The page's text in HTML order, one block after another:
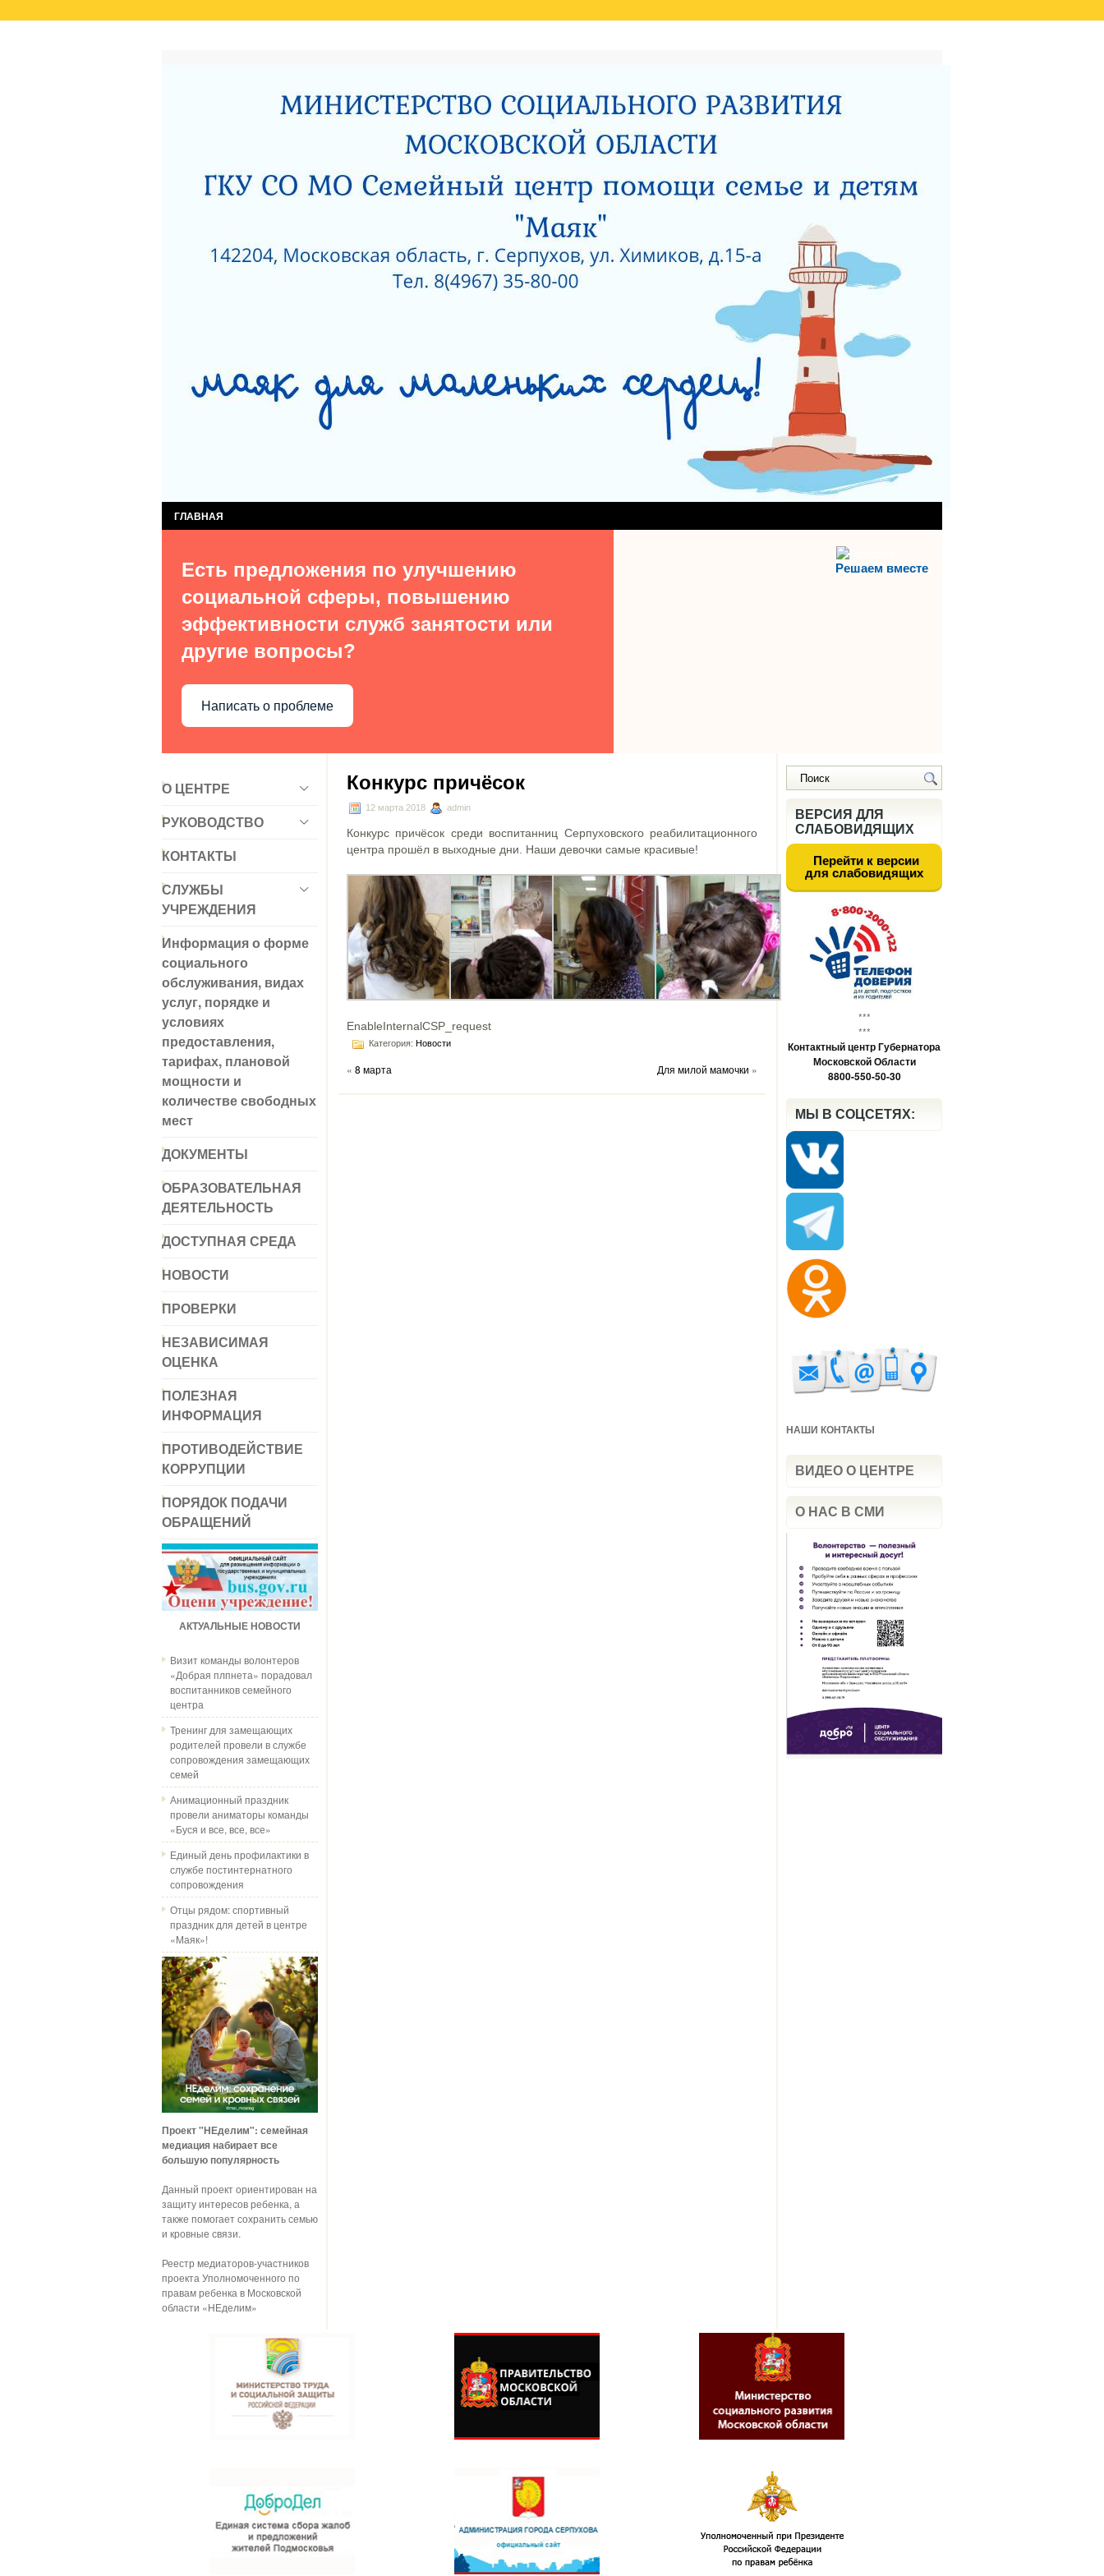
РОДИТЕЛЯМ О ПОЗИТИВНОМ МЫШЛЕНИИ РОДИТЕЛЯМ О ПОЗИТИВНОМ МЫШЛЕНИИ
АКТ ПРОВЕРКИ СЕРПУХОВСКОЙ ГОРОДСКОЙ ПРОКУРАТУРЫ САНИТАРНО — ЭПИДЕМИОЛОГИЧЕСКОЕ ЗАКЛЮЧЕНИЕ ВИДЕО
ПОЛОЖЕНИЕ О ПОПЕЧИТЕЛЬСКОМ СОВЕТЕ ПРИ ГКУСО МО «СЕРПУХОВСКИЙ ГОРОДСКОЙ СОЦИАЛЬНО-РЕАБИЛИТАЦИОННЫЙ ЦЕНТР ДЛЯ
ЗИМНИЕ ЗАБАВЫ ЧТО НУЖНО ЗНАТЬ О КОРРУПЦИИ ЛИЦЕНЗИЯ НА ОСУЩЕСТВЛЕНИЕ МЕДИЦИНСКОЙ ДЕЯТЕЛЬНОСТИ
КАК ЗАЩИТИТЬ РЕБЕНКА ОТ ПАДЕНИЯ ИЗ ОКНА? КАК ЗАЩИТИТЬ РЕБЕНКА ОТ ПАДЕНИЯ ИЗ ОКНА?
ЧТО НУЖНО ЗНАТЬ О КОРРУПЦИИ?
НЕЗАВИСИМАЯ ОЦЕНКА КАЧЕСТВА РАБОТЫ УЧРЕЖДЕНИЙ СОЦИАЛЬНОГО ОБСЛУЖИВАНИЯ, ПОДВЕДОМСТВЕННЫХ МИНИСТЕРСТВУ СОЦИАЛЬНОГО
ДОРОЖНАЯ КАРТА «ПО УЛУЧШЕНИЮ ОКАЗАНИЯ СОЦИАЛЬНЫХ УСЛУГ ПО РЕЗУЛЬТАТАМ НЕЗАВИСИМОЙ ОЦЕНКИ КАЧЕСТВА РАБОТЫ ГКУСО МО
«СЕРПУХОВСКИЙ ГОРОДСКОЙ СОЦИАЛЬНО-РЕАБИЛИТАЦИОННЫЙ ЦЕНТР ДЛЯ НЕСОВЕРШЕННОЛЕТНИХ» (2015 ГОД)
ЗАЩИТА ПРАВ ДЕТЕЙ
ПОРЯДОК ПОДАЧИ ОБРАЩЕНИЯ
СЛУЖБА КОМПЛЕКСНОЙ ПОМОЩИ ДЕТЯМ СЛУЖБА СОПРОВОЖДЕНИЯ ЗАМЕЩАЮЩИХ СЕМЕЙ #15513 (БЕЗ НАЗВАНИЯ)
СЛУЖБА ПОСТИНТЕРНАТНОГО СОПРОВОЖДЕНИЯ ВЫПУСКНИКОВ ИЗ ЧИСЛА ДЕТЕЙ-СИРОТ УЧАСТКОВАЯ СОЦИАЛЬНАЯ СЛУЖБА
ГЛАВНАЯ
Решаем вместе
Есть предложения по улучшению
социальной сферы, повышению
эффективности служб занятости или
другие вопросы?
Написать о проблеме
О ЦЕНТРЕ
РУКОВОДСТВО
КОНТАКТЫ
СЛУЖБЫ
УЧРЕЖДЕНИЯ
Информация о форме
социального
обслуживания, видах
услуг, порядке и
условиях
предоставления,
тарифах, плановой
мощности и
количестве свободных
мест
ДОКУМЕНТЫ
ОБРАЗОВАТЕЛЬНАЯ
ДЕЯТЕЛЬНОСТЬ
ДОСТУПНАЯ СРЕДА
НОВОСТИ
ПРОВЕРКИ
НЕЗАВИСИМАЯ
ОЦЕНКА
ПОЛЕЗНАЯ
ИНФОРМАЦИЯ
ПРОТИВОДЕЙСТВИЕ
КОРРУПЦИИ
ПОРЯДОК ПОДАЧИ
ОБРАЩЕНИЙ
АКТУАЛЬНЫЕ НОВОСТИ
Визит команды волонтеров
«Добрая плпнета» порадовал
воспитанников семейного
центра
Тренинг для замещающих
родителей провели в службе
сопровождения замещающих
семей
Анимационный праздник
провели аниматоры команды
«Буся и все, все, все»
Единый день профилактики в
службе постинтернатного
сопровождения
Отцы рядом: спортивный
праздник для детей в центре
«Маяк»!
Проект "НЕделим": семейная
медиация набирает все
большую популярность
Данный проект ориентирован на
защиту интересов ребенка, а
также помогает сохранить семью
и кровные связи.
Реестр медиаторов-участников
проекта Уполномоченного по
правам ребенка в Московской
области «НЕделим»
Конкурс причёсок
12 марта 2018 admin
Конкурс причёсок среди воспитанниц Серпуховского реабилитационного
центра прошёл в выходные дни. Наши девочки самые красивые!
EnableInternalCSP_request
Категория: Новости
« 8 марта Для милой мамочки »
ВЕРСИЯ ДЛЯ
СЛАБОВИДЯЩИХ
Перейти к версии
для слабовидящих
***
***
Контактный центр Губернатора
Московской Области
8800-550-50-30
МЫ В СОЦСЕТЯХ:
НАШИ КОНТАКТЫ
ВИДЕО О ЦЕНТРЕ
О НАС В СМИ